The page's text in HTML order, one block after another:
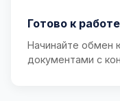
Готово к работе
Начинайте обмен
документами с